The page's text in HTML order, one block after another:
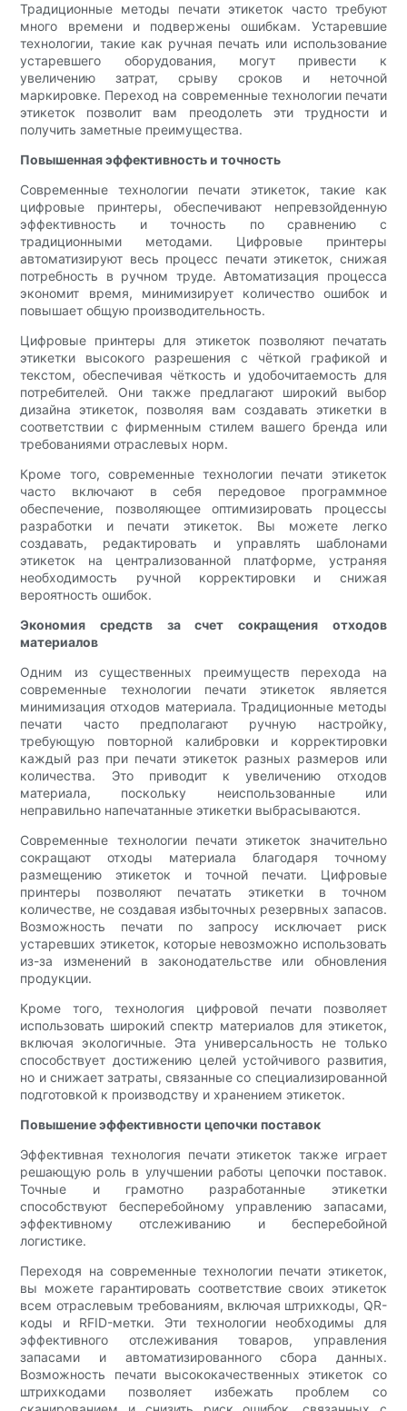
Традиционные методы печати этикеток часто требуют
много времени и подвержены ошибкам. Устаревшие
технологии, такие как ручная печать или использование
устаревшего оборудования, могут привести к
увеличению затрат, срыву сроков и неточной
маркировке. Переход на современные технологии печати
этикеток позволит вам преодолеть эти трудности и
получить заметные преимущества.
Повышенная эффективность и точность
Современные технологии печати этикеток, такие как
цифровые принтеры, обеспечивают непревзойденную
эффективность и точность по сравнению с
традиционными методами. Цифровые принтеры
автоматизируют весь процесс печати этикеток, снижая
потребность в ручном труде. Автоматизация процесса
экономит время, минимизирует количество ошибок и
повышает общую производительность.
Цифровые принтеры для этикеток позволяют печатать
этикетки высокого разрешения с чёткой графикой и
текстом, обеспечивая чёткость и удобочитаемость для
потребителей. Они также предлагают широкий выбор
дизайна этикеток, позволяя вам создавать этикетки в
соответствии с фирменным стилем вашего бренда или
требованиями отраслевых норм.
Кроме того, современные технологии печати этикеток
часто включают в себя передовое программное
обеспечение, позволяющее оптимизировать процессы
разработки и печати этикеток. Вы можете легко
создавать, редактировать и управлять шаблонами
этикеток на централизованной платформе, устраняя
необходимость ручной корректировки и снижая
вероятность ошибок.
Экономия средств за счет сокращения отходов
материалов
Одним из существенных преимуществ перехода на
современные технологии печати этикеток является
минимизация отходов материала. Традиционные методы
печати часто предполагают ручную настройку,
требующую повторной калибровки и корректировки
каждый раз при печати этикеток разных размеров или
количества. Это приводит к увеличению отходов
материала, поскольку неиспользованные или
неправильно напечатанные этикетки выбрасываются.
Современные технологии печати этикеток значительно
сокращают отходы материала благодаря точному
размещению этикеток и точной печати. ​​Цифровые
принтеры позволяют печатать этикетки в точном
количестве, не создавая избыточных резервных запасов.
Возможность печати по запросу исключает риск
устаревших этикеток, которые невозможно использовать
из-за изменений в законодательстве или обновления
продукции.
Кроме того, технология цифровой печати позволяет
использовать широкий спектр материалов для этикеток,
включая экологичные. Эта универсальность не только
способствует достижению целей устойчивого развития,
но и снижает затраты, связанные со специализированной
подготовкой к производству и хранением этикеток.
Повышение эффективности цепочки поставок
Эффективная технология печати этикеток также играет
решающую роль в улучшении работы цепочки поставок.
Точные и грамотно разработанные этикетки
способствуют бесперебойному управлению запасами,
эффективному отслеживанию и бесперебойной
логистике.
Переходя на современные технологии печати этикеток,
вы можете гарантировать соответствие своих этикеток
всем отраслевым требованиям, включая штрихкоды, QR-
коды и RFID-метки. Эти технологии необходимы для
эффективного отслеживания товаров, управления
запасами и автоматизированного сбора данных.
Возможность печати высококачественных этикеток со
штрихкодами позволяет избежать проблем со